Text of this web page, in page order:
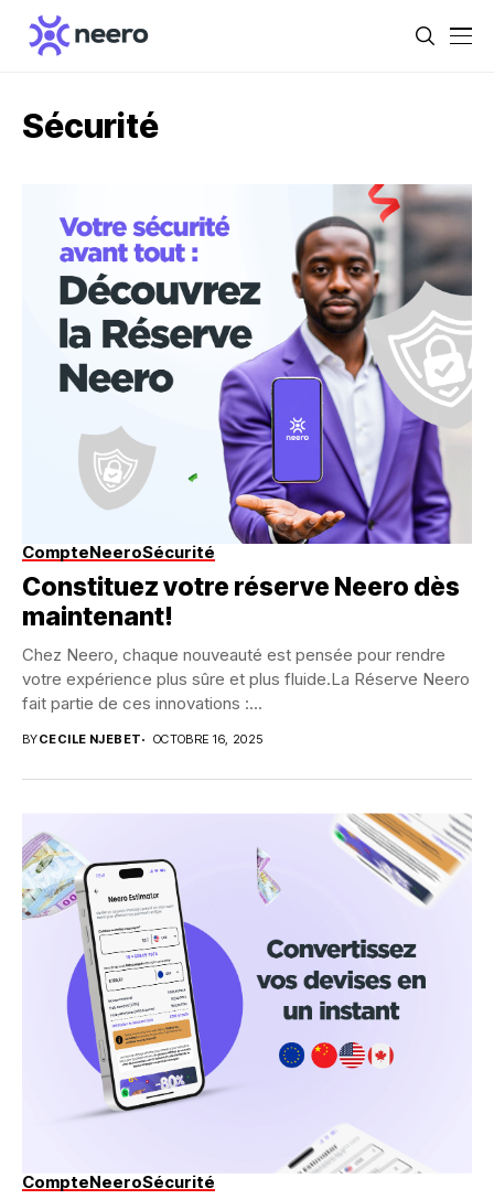
Sécurité
CompteNeeroSécurité
Constituez votre réserve Neero dès
maintenant!
Chez Neero, chaque nouveauté est pensée pour rendre
votre expérience plus sûre et plus fluide.La Réserve Neero
fait partie de ces innovations :...
BYCECILE NJEBET OCTOBRE 16, 2025
CompteNeeroSécurité